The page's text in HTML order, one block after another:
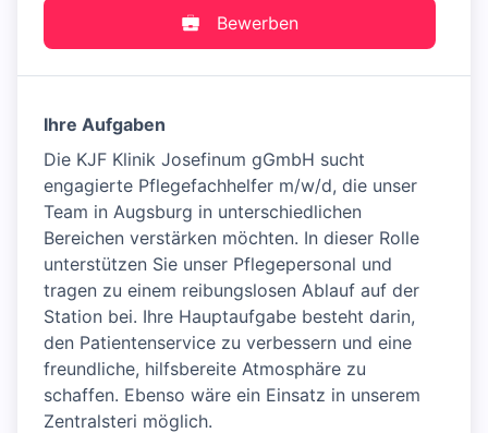
Bewerben
Ihre Aufgaben
Die KJF Klinik Josefinum gGmbH sucht
engagierte Pflegefachhelfer m/w/d, die unser
Team in Augsburg in unterschiedlichen
Bereichen verstärken möchten. In dieser Rolle
unterstützen Sie unser Pflegepersonal und
tragen zu einem reibungslosen Ablauf auf der
Station bei. Ihre Hauptaufgabe besteht darin,
den Patientenservice zu verbessern und eine
freundliche, hilfsbereite Atmosphäre zu
schaffen. Ebenso wäre ein Einsatz in unserem
Zentralsteri möglich.